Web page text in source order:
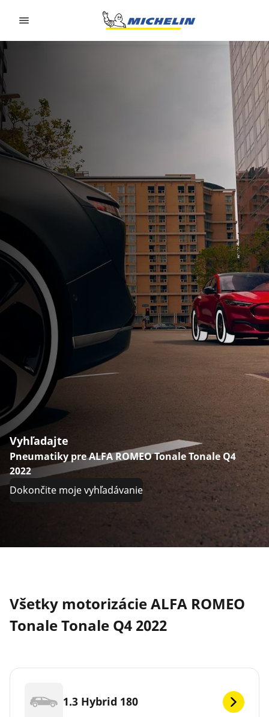
Vyhľadajte
Pneumatiky pre ALFA ROMEO Tonale Tonale Q4
2022
Dokončite moje vyhľadávanie
Všetky motorizácie ALFA ROMEO
Tonale Tonale Q4 2022
1.3 Hybrid 180